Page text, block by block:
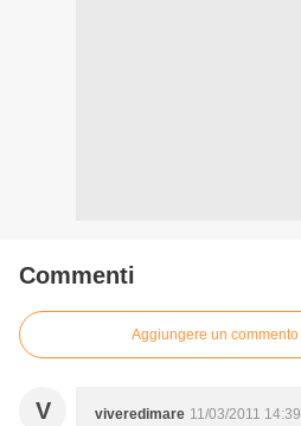
Commenti
Aggiungere un commento
V viveredimare 11/03/2011 14:39